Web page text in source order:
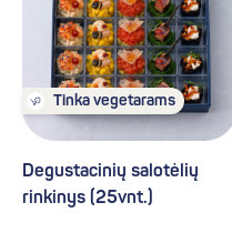
Tinka vegetarams
Degustacinių salotėlių
rinkinys (25vnt.)